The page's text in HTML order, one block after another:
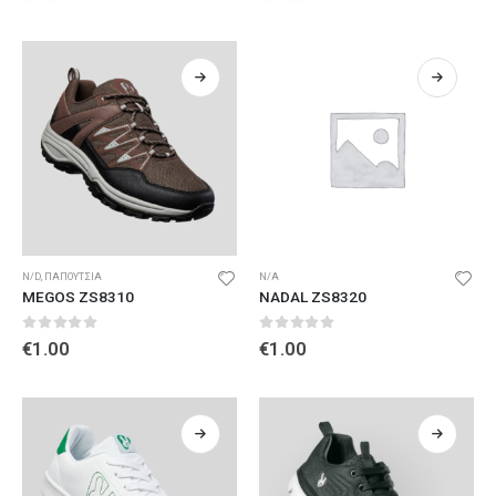
N/D, ΠΑΠΟΥΤΣΙΑ
MEGOS ZS8310
0out of 5
€1.00
N/A
NADAL ZS8320
0out of 5
€1.00